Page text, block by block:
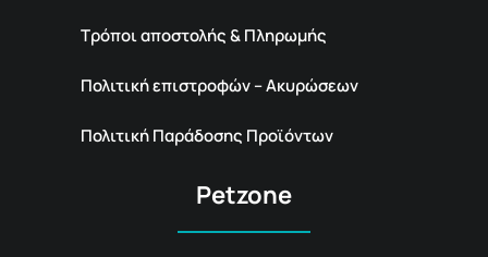
Τρόποι αποστολής & Πληρωμής
Πολιτική επιστροφών – Ακυρώσεων
Πολιτική Παράδοσης Προϊόντων
Petzone